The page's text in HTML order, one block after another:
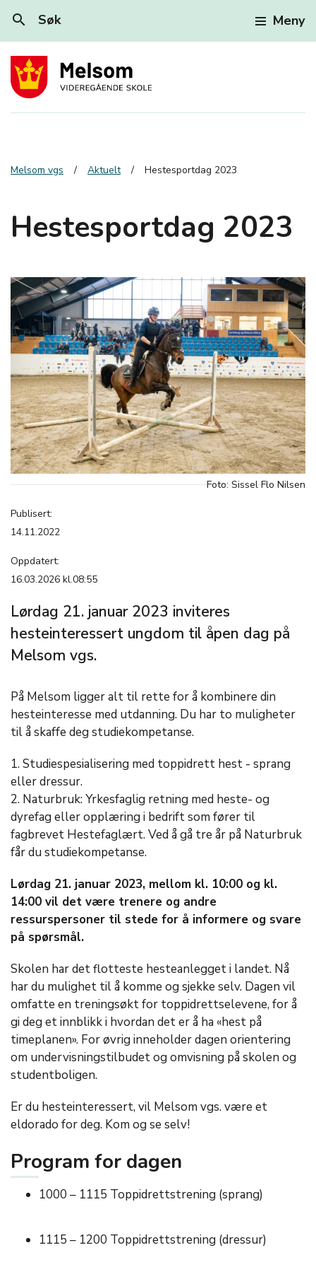
search Søk Meny
Melsom vgs Aktuelt Hestesportdag 2023
Hestesportdag 2023
Foto: Sissel Flo Nilsen
Publisert:
14.11.2022
Oppdatert:
16.03.2026 kl.08:55
Lørdag 21. januar 2023 inviteres
hesteinteressert ungdom til åpen dag på
Melsom vgs.
På Melsom ligger alt til rette for å kombinere din
hesteinteresse med utdanning. Du har to muligheter
til å skaffe deg studiekompetanse.
1. Studiespesialisering med toppidrett hest - sprang
eller dressur.
2. Naturbruk: Yrkesfaglig retning med heste- og
dyrefag eller opplæring i bedrift som fører til
fagbrevet Hestefaglært. Ved å gå tre år på Naturbruk
får du studiekompetanse.
Lørdag 21. januar 2023, mellom kl. 10:00 og kl.
14:00 vil det være trenere og andre
ressurspersoner til stede for å informere og svare
på spørsmål.
Skolen har det flotteste hesteanlegget i landet. Nå
har du mulighet til å komme og sjekke selv. Dagen vil
omfatte en treningsøkt for toppidrettselevene, for å
gi deg et innblikk i hvordan det er å ha «hest på
timeplanen». For øvrig inneholder dagen orientering
om undervisningstilbudet og omvisning på skolen og
studentboligen.
Er du hesteinteressert, vil Melsom vgs. være et
eldorado for deg. Kom og se selv!
Program for dagen
1000 – 1115 Toppidrettstrening (sprang)
1115 – 1200 Toppidrettstrening (dressur)